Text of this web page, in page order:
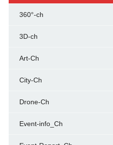
360°-ch
3D-ch
Art-Ch
City-Ch
Drone-Ch
Event-info_Ch